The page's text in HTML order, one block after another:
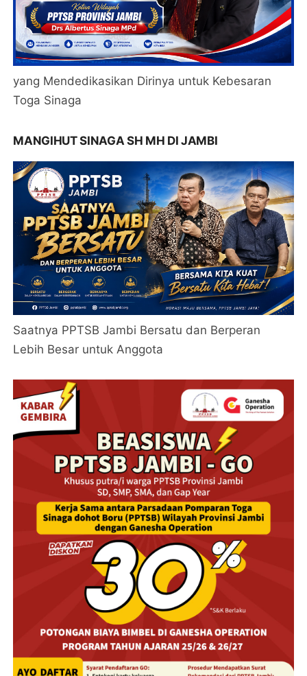
yang Mendedikasikan Dirinya untuk Kebesaran
Toga Sinaga
MANGIHUT SINAGA SH MH DI JAMBI
Saatnya PPTSB Jambi Bersatu dan Berperan
Lebih Besar untuk Anggota